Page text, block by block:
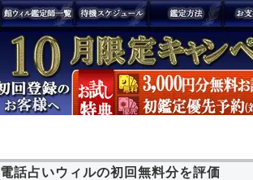
電話占いウィルの初回無料分を評価